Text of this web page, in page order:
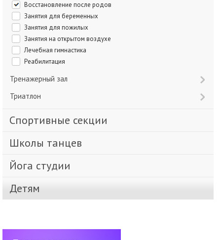
Восстановление после родов
Занятия для беременных
Занятия для пожилых
Занятия на открытом воздухе
Лечебная гимнастика
Реабилитация
Тренажерный зал
Триатлон
Спортивные секции
Школы танцев
Йога студии
Детям